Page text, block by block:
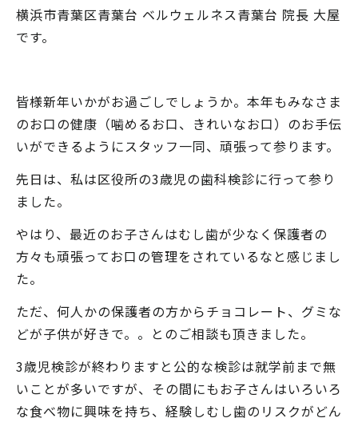
横浜市青葉区青葉台 ベルウェルネス青葉台 院長 大屋
です。
皆様新年いかがお過ごしでしょうか。本年もみなさま
のお口の健康（噛めるお口、きれいなお口）のお手伝
いができるようにスタッフ一同、頑張って参ります。
先日は、私は区役所の3歳児の歯科検診に行って参り
ました。
やはり、最近のお子さんはむし歯が少なく保護者の
方々も頑張ってお口の管理をされているなと感じまし
た。
ただ、何人かの保護者の方からチョコレート、グミな
どが子供が好きで。。とのご相談も頂きました。
3歳児検診が終わりますと公的な検診は就学前まで無
いことが多いですが、その間にもお子さんはいろいろ
な食べ物に興味を持ち、経験しむし歯のリスクがどん